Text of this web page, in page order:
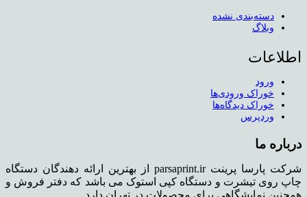
دسته‌بندی نشده
وبلاگ
اطلاعات
ورود
خوراک ورودی‌ها
خوراک دیدگاه‌ها
وردپرس
درباره ما
شرکت پارسا پرینت parsaprint.ir از بهترین ارائه دهندگان دستگاه
چاپ روی تیشرت و دستگاه کپی استوک می باشد که دفتر فروش و